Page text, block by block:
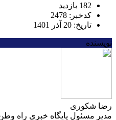
182 بازدید
کدخبر: 2478
تاریخ: 20 آذر 1401
نویسنده
رضا شکوری
مدیر مسئول پایگاه خبری راه